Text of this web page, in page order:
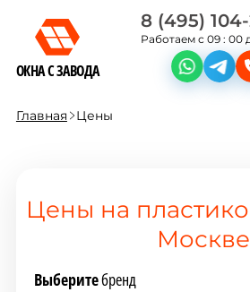
ОКНА С ЗАВОДА
8 (495)
Работаем с 09 : 00
Главная Цены
Цены на
Москве
Выберитебренд